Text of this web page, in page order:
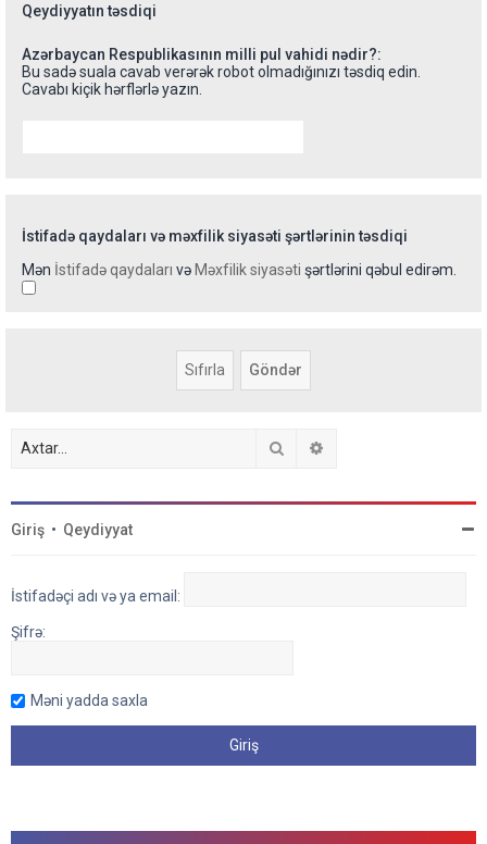
Qeydiyyatın təsdiqi
Azərbaycan Respublikasının milli pul vahidi nədir?:
Bu sadə suala cavab verərək robot olmadığınızı təsdiq edin.
Cavabı kiçik hərflərlə yazın.
İstifadə qaydaları və məxfilik siyasəti şərtlərinin təsdiqi
Mən İstifadə qaydaları vəMəxfilik siyasəti şərtlərini qəbul edirəm.
Axtar
Giriş • Qeydiyyat
İstifadəçi adı və ya email:
Şifrə:
Məni yadda saxla